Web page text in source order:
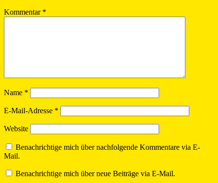
Kommentar *
Name *
E-Mail-Adresse *
Website
Benachrichtige mich über nachfolgende Kommentare via E-
Mail.
Benachrichtige mich über neue Beiträge via E-Mail.